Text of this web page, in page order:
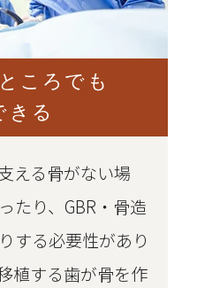
ころでも
きる
える骨がない場
たり、GBR・骨造
する必要性があり
植する歯が骨を作